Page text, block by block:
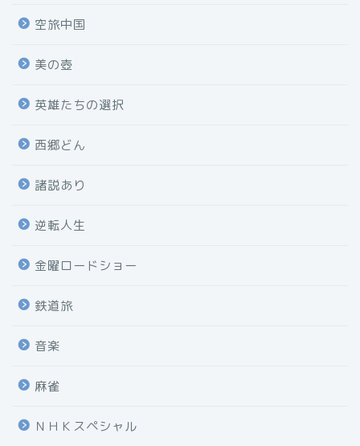
空旅中国
美の壺
英雄たちの選択
西郷どん
諸説あり
逆転人生
金曜ロードショー
鉄道旅
音楽
麻雀
ＮＨＫスペシャル